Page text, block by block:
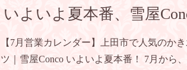
いよいよ夏本番、雪屋
【7月営業カレンダー】上田市で人気のか
ツ｜雪屋Conco いよいよ夏本番！ 7月から